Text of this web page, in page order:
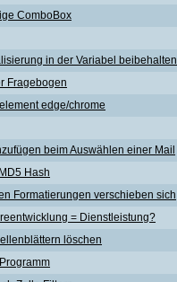
ComboBox
in der Variabel beibehalten
Fragebogen
edge/chrome
beim Auswählen einer Mail
Hash
Formatierungen verschieben sich
= Dienstleistung?
löschen